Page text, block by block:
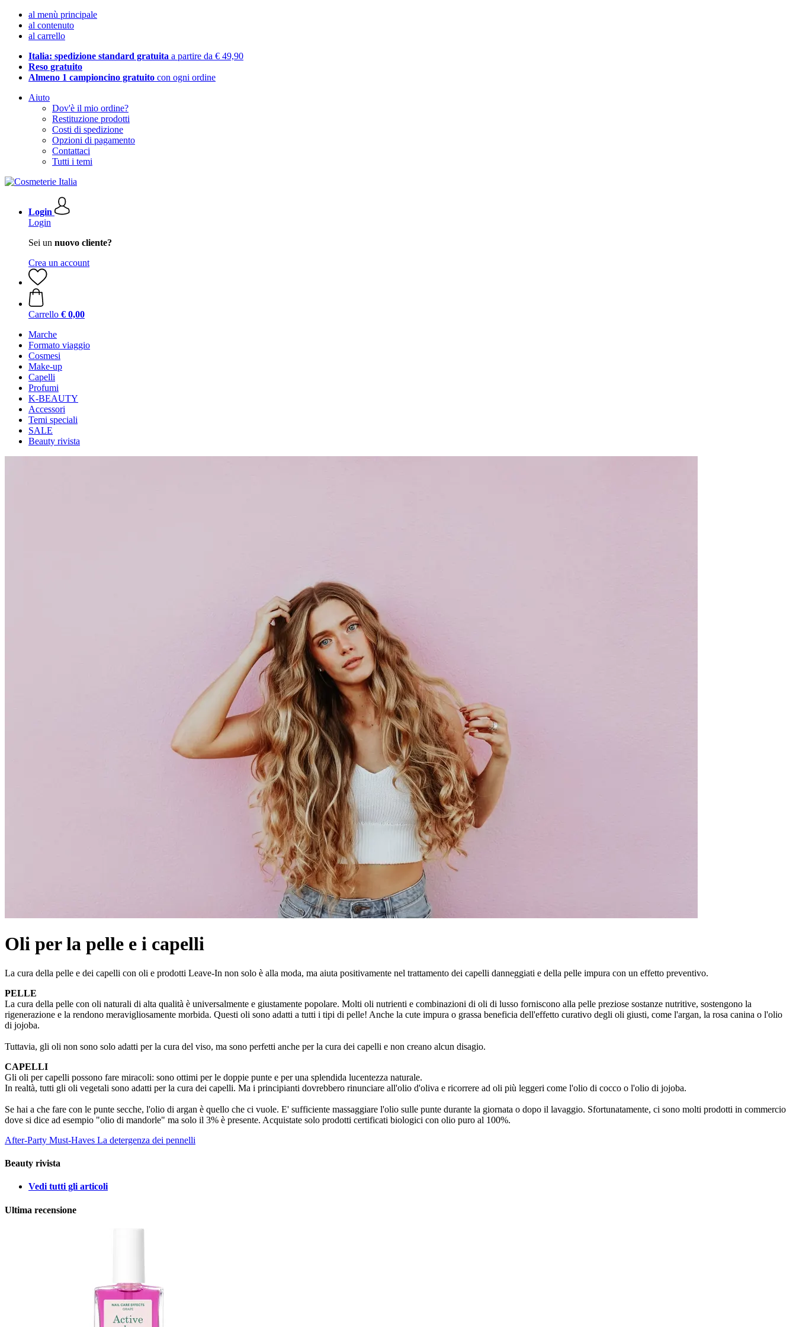
al menù principale
al contenuto
al carrello
Italia: spedizione standard gratuita a partire da € 49,90
Reso gratuito
Almeno 1 campioncino gratuito con ogni ordine
Aiuto
Dov'è il mio ordine?
Restituzione prodotti
Costi di spedizione
Opzioni di pagamento
Contattaci
Tutti i temi
Login
Login
Sei un nuovo cliente?
Crea un account
Carrello € 0,00
Marche
Formato viaggio
Cosmesi
Make-up
Capelli
Profumi
K-BEAUTY
Accessori
Temi speciali
SALE
Beauty rivista
Oli per la pelle e i capelli
La cura della pelle e dei capelli con oli e prodotti Leave-In non solo è alla moda, ma aiuta positivamente nel trattamento dei capelli danneggiati e della pelle impura con un effetto preventivo.
PELLE
La cura della pelle con oli naturali di alta qualità è universalmente e giustamente popolare. Molti oli nutrienti e combinazioni di oli di lusso forniscono alla pelle preziose sostanze nutritive, sostengono la
rigenerazione e la rendono meravigliosamente morbida. Questi oli sono adatti a tutti i tipi di pelle! Anche la cute impura o grassa beneficia dell'effetto curativo degli oli giusti, come l'argan, la rosa canina o l'olio
di jojoba.
Tuttavia, gli oli non sono solo adatti per la cura del viso, ma sono perfetti anche per la cura dei capelli e non creano alcun disagio.
CAPELLI
Gli oli per capelli possono fare miracoli: sono ottimi per le doppie punte e per una splendida lucentezza naturale.
In realtà, tutti gli oli vegetali sono adatti per la cura dei capelli. Ma i principianti dovrebbero rinunciare all'olio d'oliva e ricorrere ad oli più leggeri come l'olio di cocco o l'olio di jojoba.
Se hai a che fare con le punte secche, l'olio di argan è quello che ci vuole. E' sufficiente massaggiare l'olio sulle punte durante la giornata o dopo il lavaggio. Sfortunatamente, ci sono molti prodotti in commercio
dove si dice ad esempio "olio di mandorle" ma solo il 3% è presente. Acquistate solo prodotti certificati biologici con olio puro al 100%.
After-Party Must-Haves La detergenza dei pennelli
Beauty rivista
Vedi tutti gli articoli
Ultima recensione